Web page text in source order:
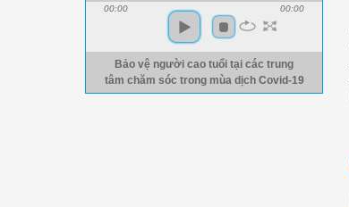
00:00 00:00
Bảo vệ người cao tuổi tại các trung
tâm chăm sóc trong mùa dịch Covid-19